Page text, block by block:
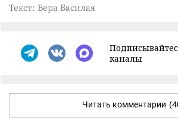
Текст: Вера Басилая
каналы
Читать комментарии